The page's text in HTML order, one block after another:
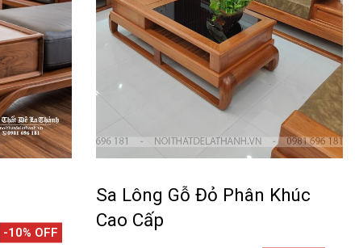
-10% OFF
Sa Lông Gỗ Đỏ Phân Khúc
Cao Cấp